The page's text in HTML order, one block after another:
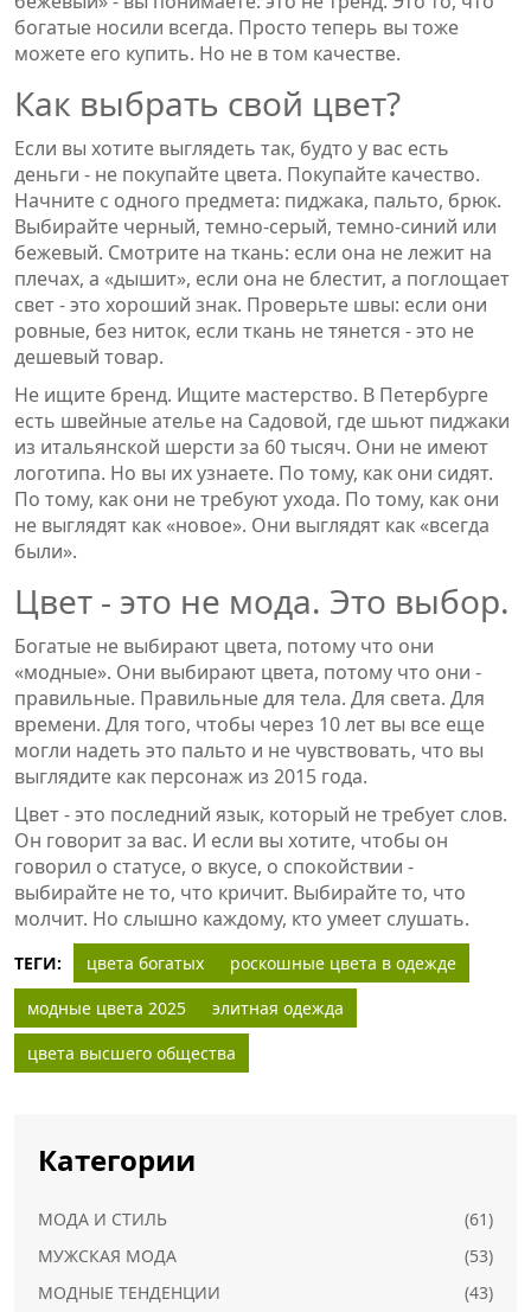
богатые носили всегда. Просто теперь вы тоже
можете его купить. Но не в том качестве.
Как выбрать свой цвет?
Если вы хотите выглядеть так, будто у вас есть
деньги - не покупайте цвета. Покупайте качество.
Начните с одного предмета: пиджака, пальто, брюк.
Выбирайте черный, темно-серый, темно-синий или
бежевый. Смотрите на ткань: если она не лежит на
плечах, а «дышит», если она не блестит, а поглощает
свет - это хороший знак. Проверьте швы: если они
ровные, без ниток, если ткань не тянется - это не
дешевый товар.
Не ищите бренд. Ищите мастерство. В Петербурге
есть швейные ателье на Садовой, где шьют пиджаки
из итальянской шерсти за 60 тысяч. Они не имеют
логотипа. Но вы их узнаете. По тому, как они сидят.
По тому, как они не требуют ухода. По тому, как они
не выглядят как «новое». Они выглядят как «всегда
были».
Цвет - это не мода. Это выбор.
Богатые не выбирают цвета, потому что они
«модные». Они выбирают цвета, потому что они -
правильные. Правильные для тела. Для света. Для
времени. Для того, чтобы через 10 лет вы все еще
могли надеть это пальто и не чувствовать, что вы
выглядите как персонаж из 2015 года.
Цвет - это последний язык, который не требует слов.
Он говорит за вас. И если вы хотите, чтобы он
говорил о статусе, о вкусе, о спокойствии -
выбирайте не то, что кричит. Выбирайте то, что
молчит. Но слышно каждому, кто умеет слушать.
ТЕГИ: цвета богатых
роскошные цвета в одежде
модные цвета 2025
элитная одежда
цвета высшего общества
Категории
МОДА И СТИЛЬ
(61)
МУЖСКАЯ МОДА
(53)
МОДНЫЕ ТЕНДЕНЦИИ
(43)